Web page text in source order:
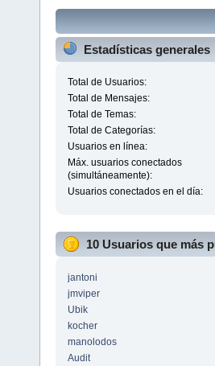
Estadísticas generales
Total de Usuarios:
Total de Mensajes:
Total de Temas:
Total de Categorías:
Usuarios en línea:
Máx. usuarios conectados
(simultáneamente):
Usuarios conectados en el día:
10 Usuarios que más
jantoni
jmviper
Ubik
kocher
manolodos
Audit